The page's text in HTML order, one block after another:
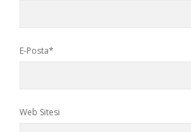
E-Posta*
Web Sitesi